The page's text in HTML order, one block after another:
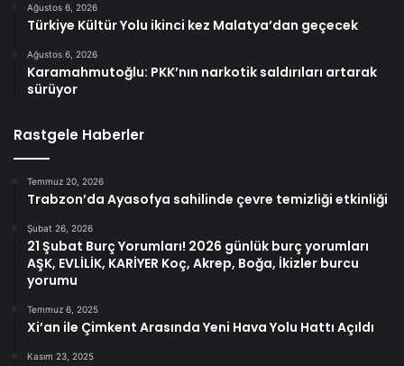
Ağustos 6, 2026
Türkiye Kültür Yolu ikinci kez Malatya’dan geçecek
Ağustos 6, 2026
Karamahmutoğlu: PKK’nın narkotik saldırıları artarak
sürüyor
Rastgele Haberler
Temmuz 20, 2026
Trabzon’da Ayasofya sahilinde çevre temizliği etkinliği
Şubat 26, 2026
21 Şubat Burç Yorumları! 2026 günlük burç yorumları
AŞK, EVLİLİK, KARİYER Koç, Akrep, Boğa, İkizler burcu
yorumu
Temmuz 6, 2025
Xi’an ile Çimkent Arasında Yeni Hava Yolu Hattı Açıldı
Kasım 23, 2025